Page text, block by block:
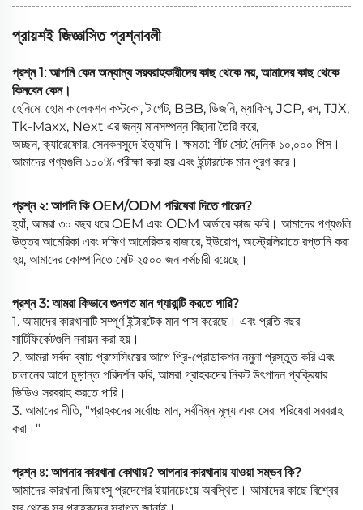
প্রায়শই জিজ্ঞাসিত প্রশ্নাবলী
প্রশ্ন 1: আপনি কেন অন্যান্য সরবরাহকারীদের কাছ থেকে নয়, আমাদের কাছ থেকে
কিনবেন কেন।
হেনিমো হোম কালেকশন কস্টকো, টার্গেট, BBB, ডিজনি, ম্যাকিস, JCP, রস, TJX,
Tk-Maxx, Next এর জন্য মানসম্পন্ন বিছানা তৈরি করে,
অচ্ছন, ক্যারেফোর, সেনকনসুদে ইত্যাদি। ক্ষমতা: শীট সেট: দৈনিক ১০,০০০ পিস।
আমাদের পণ্যগুলি ১০০% পরীক্ষা করা হয় এবং ইন্টারটেক মান পূরণ করে।
প্রশ্ন ২: আপনি কি OEM/ODM পরিষেবা দিতে পারেন?
হ্যাঁ, আমরা ৩০ বছর ধরে OEM এবং ODM অর্ডারে কাজ করি। আমাদের পণ্যগুলি
উত্তর আমেরিকা এবং দক্ষিণ আমেরিকার বাজারে, ইউরোপ, অস্ট্রেলিয়াতে রপ্তানি করা
হয়, আমাদের কোম্পানিতে মোট ২৫০০ জন কর্মচারী রয়েছে।
প্রশ্ন 3: আমরা কিভাবে গুনগত মান গ্যারান্টি করতে পারি?
1. আমাদের কারখানাটি সম্পূর্ণ ইন্টারটেক মান পাস করেছে। এবং প্রতি বছর
সার্টিফিকেটগুলি নবায়ন করা হয়।
2. আমরা সর্বদা ব্যাচ প্রসেসিংয়ের আগে প্রি-প্রোডাকশন নমুনা প্রস্তুত করি এবং
চালানের আগে চূড়ান্ত পরিদর্শন করি, আমরা গ্রাহকদের নিকট উৎপাদন প্রক্রিয়ার
ভিডিও সরবরাহ করতে পারি।
3. আমাদের নীতি, "গ্রাহকদের সর্বোচ্চ মান, সর্বনিম্ন মূল্য এবং সেরা পরিষেবা সরবরাহ
করা।"
প্রশ্ন ৪: আপনার কারখানা কোথায়? আপনার কারখানায় যাওয়া সম্ভব কি?
আমাদের কারখানা জিয়াংসু প্রদেশের ইয়ানচেংয়ে অবস্থিত। আমাদের কাছে বিশ্বের